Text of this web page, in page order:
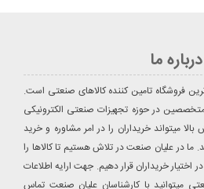
درباره ما
فروشگاه تامین کننده کالاهای صنعتی است.
در حوزه تجهیزات صنعتی الکترونیکی
میتواند خریداران را در امر مشاوره و خرید
ما در علیان صنعت در تلاش هستیم تا کالاها را
خریداران قرار دهیم. جهت ارایه اطلاعات
میتوانید با کارشناسان علیان صنعت تماس